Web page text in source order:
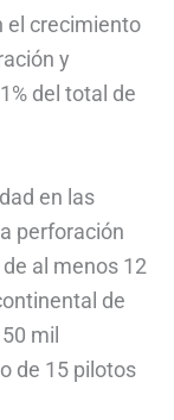
el crecimiento
y
del total de
en las
perforación
al menos 12
de
mil
de 15 pilotos